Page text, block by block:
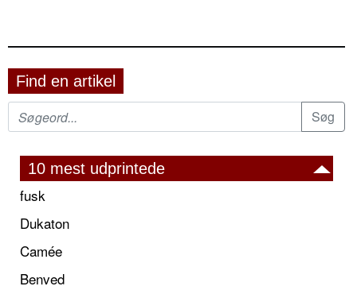
Find en artikel
10 mest udprintede
fusk
Dukaton
Camée
Benved